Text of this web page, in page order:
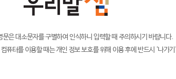
은 대소문자를 구별하여 인식하니 입력할 때 주의하시기 바랍니다.
퓨터를 이용할 때는 개인 정보 보호를 위해 이용 후에 반드시 '나가